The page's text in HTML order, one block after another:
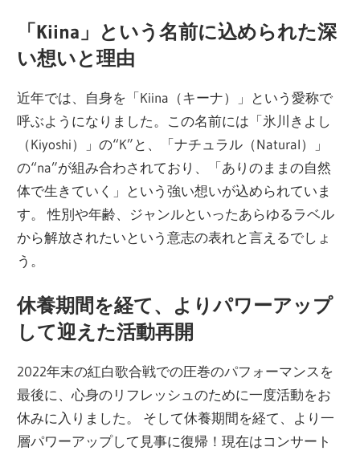
「Kiina」という名前に込められた深
い想いと理由
近年では、自身を「Kiina（キーナ）」という愛称で
呼ぶようになりました。この名前には「氷川きよし
（Kiyoshi）」の“K”と、「ナチュラル（Natural）」
の“na”が組み合わされており、「ありのままの自然
体で生きていく」という強い想いが込められていま
す。 性別や年齢、ジャンルといったあらゆるラベル
から解放されたいという意志の表れと言えるでしょ
う。
休養期間を経て、よりパワーアップ
して迎えた活動再開
2022年末の紅白歌合戦での圧巻のパフォーマンスを
最後に、心身のリフレッシュのために一度活動をお
休みに入りました。 そして休養期間を経て、より一
層パワーアップして見事に復帰！現在はコンサート